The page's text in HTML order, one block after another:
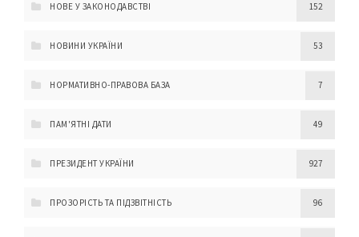
НОВЕ У ЗАКОНОДАВСТВІ 152
НОВИНИ УКРАЇНИ 53
НОРМАТИВНО-ПРАВОВА БАЗА 7
ПАМ'ЯТНІ ДАТИ 49
ПРЕЗИДЕНТ УКРАЇНИ 927
ПРОЗОРІСТЬ ТА ПІДЗВІТНІСТЬ 96